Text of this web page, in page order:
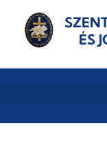
ÉS